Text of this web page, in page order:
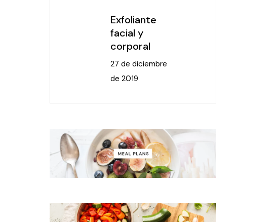
Exfoliante
facial y
corporal
27 de diciembre
de 2019